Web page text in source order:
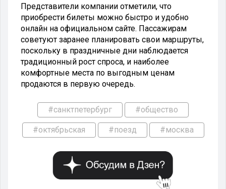
Представители компании отметили, что
приобрести билеты можно быстро и удобно
онлайн на официальном сайте. Пассажирам
советуют заранее планировать свои маршруты,
поскольку в праздничные дни наблюдается
традиционный рост спроса, и наиболее
комфортные места по выгодным ценам
продаются в первую очередь.
#санктпетербург #общество
#октябрьская #поезд #москва